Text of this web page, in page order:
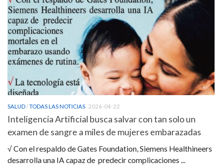
SALUD /TODAS LAS NOTICIAS 2026-04-22
Inteligencia Artificial busca salvar con tan solo un
examen de sangre a miles de mujeres embarazadas
√ Con el respaldo de Gates Foundation, Siemens Healthineers
desarrolla una IA capaz de predecir complicaciones ...